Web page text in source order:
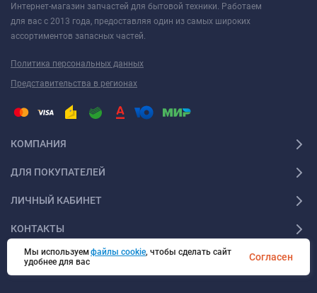
Интернет-магазин запчастей для бытовой техники. Работаем
для вас с 2013 года, предоставляя один из самых широких
ассортиментов запасных частей.
Политика персональных данных
Представительства в регионах
КОМПАНИЯ
ДЛЯ ПОКУПАТЕЛЕЙ
ЛИЧНЫЙ КАБИНЕТ
КОНТАКТЫ
Мы используемфайлы cookie, чтобы сделать сайт
удобнее для вас
Согласен